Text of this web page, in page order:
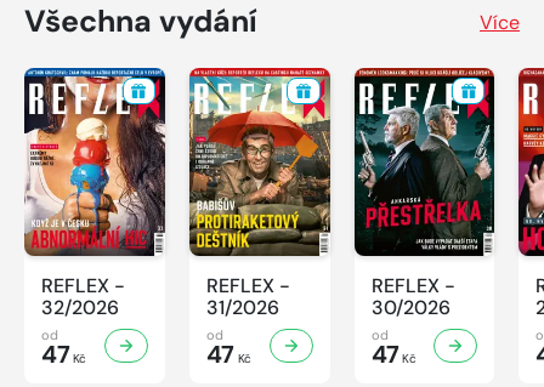
Všechna vydání Více
REFLEX -
32/2026
od
47 Kč
REFLEX -
31/2026
od
47 Kč
REFLEX -
30/2026
od
47Kč